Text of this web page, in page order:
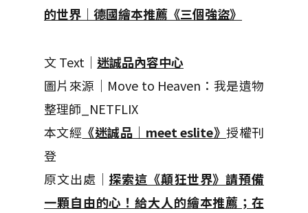
的世界｜德國繪本推薦《三個強盜》
文 Text｜ 迷誠品內容中心
圖片來源｜Move to Heaven：我是遺物
整理師_NETFLIX
本文經 《迷誠品｜meet eslite》授權刊
登
原文出處｜ 探索這《顛狂世界》請預備
一顆自由的心！給大人的繪本推薦；在